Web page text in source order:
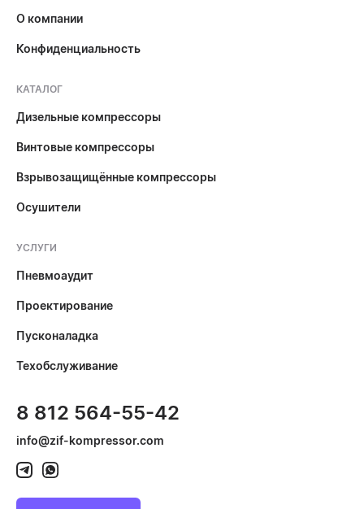
О компании
Конфиденциальность
КАТАЛОГ
Дизельные компрессоры
Винтовые компрессоры
Взрывозащищённые компрессоры
Осушители
УСЛУГИ
Пневмоаудит
Проектирование
Пусконаладка
Техобслуживание
8 812 564-55-42
info@zif-kompressor.com